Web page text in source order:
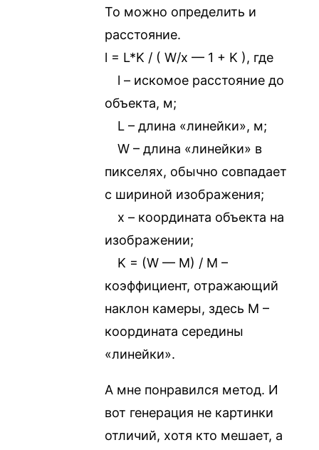
То можно определить и
расстояние.
l = L*K / ( W/x — 1 + K ), где
l – искомое расстояние до
объекта, м;
L – длина «линейки», м;
W – длина «линейки» в
пикселях, обычно совпадает
с шириной изображения;
x – координата объекта на
изображении;
K = (W — M) / M –
коэффициент, отражающий
наклон камеры, здесь M –
координата середины
«линейки».
А мне понравился метод. И
вот генерация не картинки
отличий, хотя кто мешает, а